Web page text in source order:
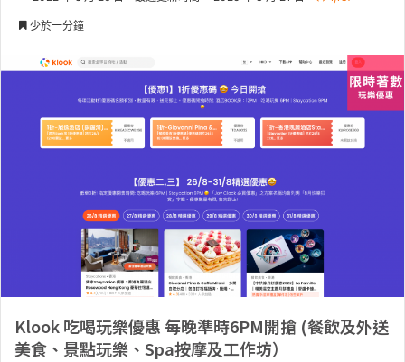
少於一分鐘
Klook 吃喝玩樂優惠 每晚準時6PM開搶 (餐飲及外送
美食、景點玩樂、Spa按摩及工作坊）